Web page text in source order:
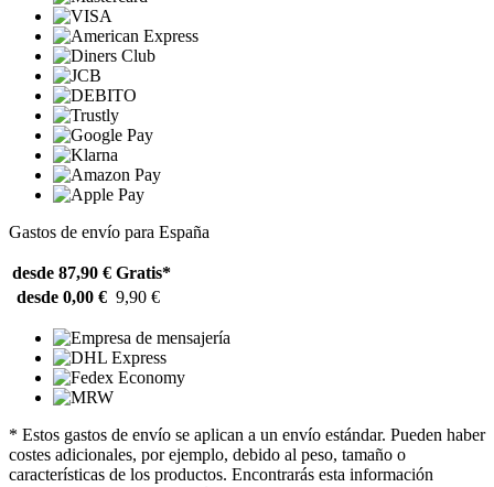
Gastos de envío para España
desde 87,90 € Gratis*
desde 0,00 € 9,90 €
* Estos gastos de envío se aplican a un envío estándar. Pueden haber
costes adicionales, por ejemplo, debido al peso, tamaño o
características de los productos. Encontrarás esta información